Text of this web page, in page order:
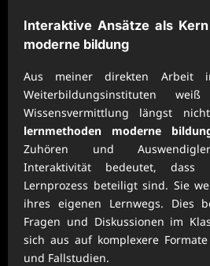
Interaktive Ansätze als
moderne bildung
Aus meiner direkten Arbeit
Weiterbildungsinstituten
Wissensvermittlung längst
lernmethoden moderne
Zuhören und
Interaktivität bedeutet, dass
Lernprozess beteiligt sind. Sie
ihres eigenen Lernwegs. Dies
Fragen und Diskussionen im
sich aus auf komplexere
und Fallstudien.